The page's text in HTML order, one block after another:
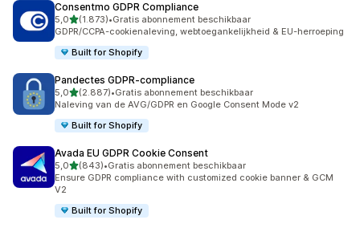
Consentmo GDPR Compliance
5,0van 5 sterren
(1.873)
1873 recensies in totaal
•Gratis abonnement beschikbaar
GDPR/CCPA-cookienaleving, webtoegankelijkheid & EU-herroeping
Built for Shopify
Pandectes GDPR‑compliance
5,0van 5 sterren
(2.887)
2887 recensies in totaal
•Gratis abonnement beschikbaar
Naleving van de AVG/GDPR en Google Consent Mode v2
Built for Shopify
Avada EU GDPR Cookie Consent
5,0van 5 sterren
(843)
843 recensies in totaal
•Gratis abonnement beschikbaar
Ensure GDPR compliance with customized cookie banner & GCM
V2
Built for Shopify